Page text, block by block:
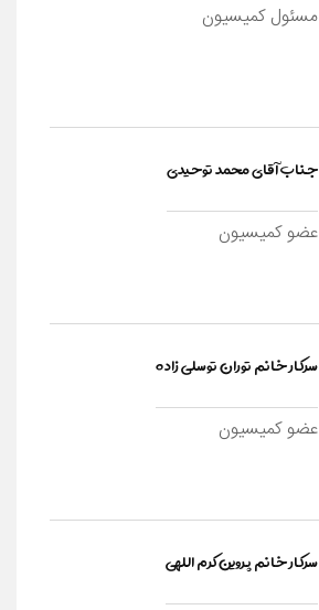
مسئول کمیسیون
جناب آقای محمد توحیدی
عضو کمیسیون
سرکار خانم توران توسلی زاده
عضو کمیسیون
سرکار خانم پروین کرم اللهی